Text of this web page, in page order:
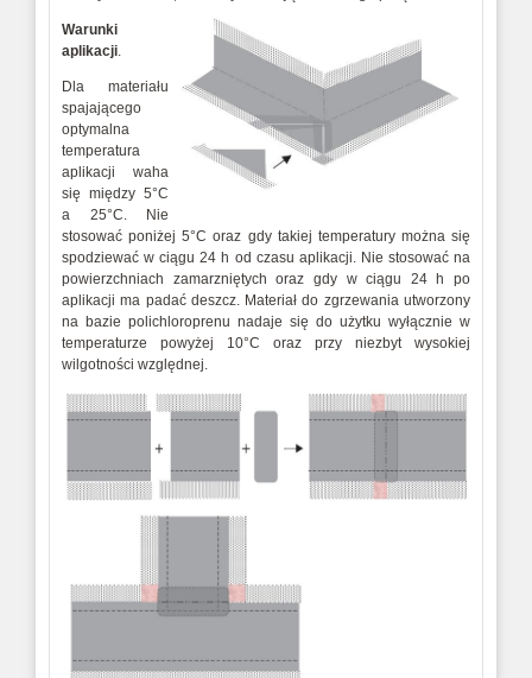
Warunki
aplikacji.
Dla materiału
spajającego
optymalna
temperatura
aplikacji waha
się między 5°C
a 25°C. Nie
stosować poniżej 5°C oraz gdy takiej temperatury można się
spodziewać w ciągu 24 h od czasu aplikacji. Nie stosować na
powierzchniach zamarzniętych oraz gdy w ciągu 24 h po
aplikacji ma padać deszcz. Materiał do zgrzewania utworzony
na bazie polichloroprenu nadaje się do użytku wyłącznie w
temperaturze powyżej 10°C oraz przy niezbyt wysokiej
wilgotności względnej.